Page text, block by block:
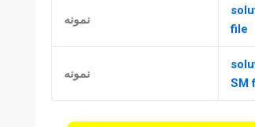
file
نمونه
SM
نمونه